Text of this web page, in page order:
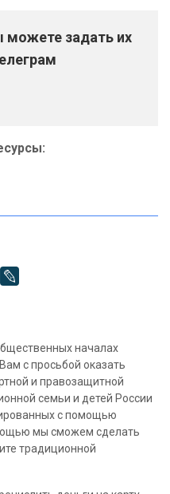
можете задать их
началах
с просьбой оказать
и правозащитной
семьи и детей России
с помощью
мы сможем сделать
традиционной